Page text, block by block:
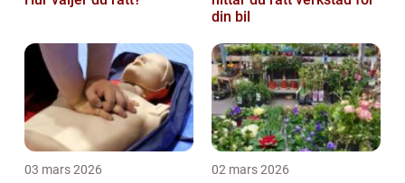
din bil
03 mars 2026 02 mars 2026